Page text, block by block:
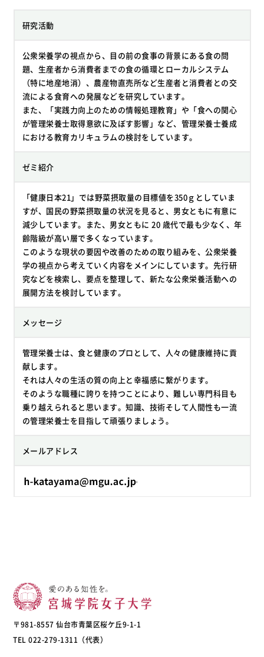
研究活動
公衆栄養学の視点から、目の前の食事の背景にある食の問
題、生産者から消費者までの食の循環とローカルシステム
（特に地産地消）、農産物直売所など生産者と消費者との交
流による食育への発展などを研究しています。
また、「実践力向上のための情報処理教育」や「食への関心
が管理栄養士取得意欲に及ぼす影響」など、管理栄養士養成
における教育カリキュラムの検討をしています。
ゼミ紹介
「健康日本21」では野菜摂取量の目標値を350ｇとしていま
すが、国民の野菜摂取量の状況を見ると、男女ともに有意に
減少しています。また、男女ともに 20 歳代で最も少なく、年
齢階級が高い層で多くなっています。
このような現状の要因や改善のための取り組みを、公衆栄養
学の視点から考えていく内容をメインにしています。先行研
究などを検索し、要点を整理して、新たな公衆栄養活動への
展開方法を検討しています。
メッセージ
管理栄養士は、食と健康のプロとして、人々の健康維持に貢
献します。
それは人々の生活の質の向上と幸福感に繋がります。
そのような職種に誇りを持つことにより、難しい専門科目も
乗り越えられると思います。知識、技術そして人間性も一流
の管理栄養士を目指して頑張りましょう。
メールアドレス
〒981-8557 仙台市青葉区桜ケ丘9-1-1
TEL 022-279-1311（代表）